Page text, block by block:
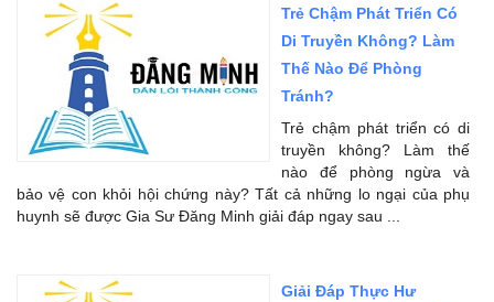
Trẻ Chậm Phát Triển Có
Di Truyền Không? Làm
Thế Nào Để Phòng
Tránh?
Trẻ chậm phát triển có di
truyền không? Làm thế
nào để phòng ngừa và
bảo vệ con khỏi hội chứng này? Tất cả những lo ngại của phụ
huynh sẽ được Gia Sư Đăng Minh giải đáp ngay sau ...
Giải Đáp Thực Hư